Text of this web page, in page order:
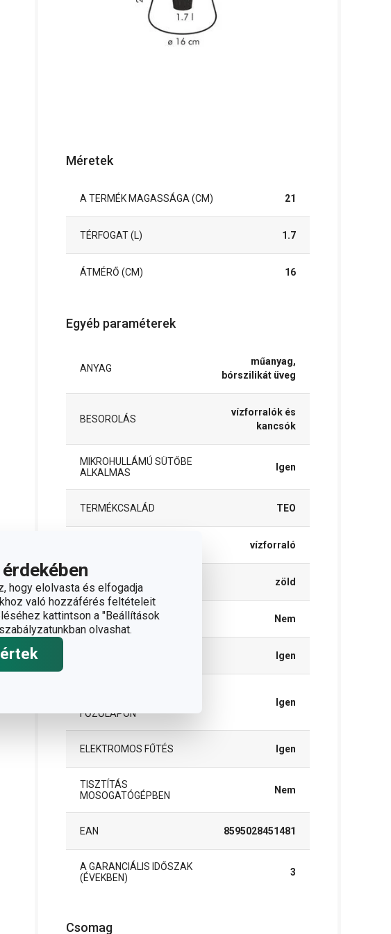
hogy elolvasta és elfogadja
való hozzáférés feltételeit
kattintson a "Beállítások
olvashat.
Méretek
A TERMÉK MAGASSÁGA (CM) 21
TÉRFOGAT (L) 1.7
ÁTMÉRŐ (CM) 16
Egyéb paraméterek
ANYAG
műanyag,
bórszilikát üveg
BESOROLÁS
vízforralók és
kancsók
MIKROHULLÁMÚ SÜTŐBE
ALKALMAS
Igen
TERMÉKCSALÁD TEO
vízforraló
SZÍN zöld
INDUKCIÓS MELEGÍTÉS Nem
Igen
FŐZŐLAPON
Igen
ELEKTROMOS FŰTÉS Igen
TISZTÍTÁS
MOSOGATÓGÉPBEN
Nem
EAN 8595028451481
A GARANCIÁLIS IDŐSZAK
(ÉVEKBEN)
3
Csomag